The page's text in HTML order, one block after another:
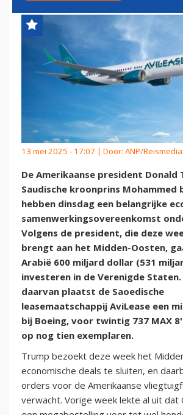
13 mei 2025 - 17:07 | Door: ANP/Reismedia
De Amerikaanse president Donald
Saudische kroonprins Mohammed
hebben dinsdag een belangrijke
samenwerkingsovereenkomst
Volgens de president, die deze
brengt aan het Midden-Oosten,
Arabië 600 miljard dollar (531
investeren in de Verenigde
daarvan plaatst de Saoedische
leasemaatschappij AviLease een
bij Boeing, voor twintig 737 MAX
op nog tien exemplaren.
Trump bezoekt deze week het
economische deals te sluiten, en
orders voor de Amerikaanse
verwacht. Vorige week lekte al uit dat